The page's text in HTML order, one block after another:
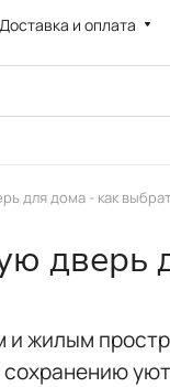
Доставка и оплата
для дома - как
дверь
жилым